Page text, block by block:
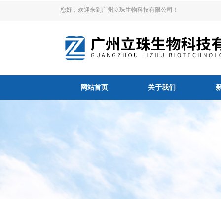
您好，欢迎来到广州立珠生物科技有限公司！
网站首页 关于我们